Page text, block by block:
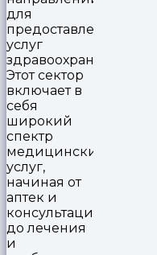
для
предоставления
услуг
здравоохранения.
Этот сектор
включает в
себя
широкий
спектр
медицинских
услуг,
начиная от
аптек и
консультаций
до лечения
и